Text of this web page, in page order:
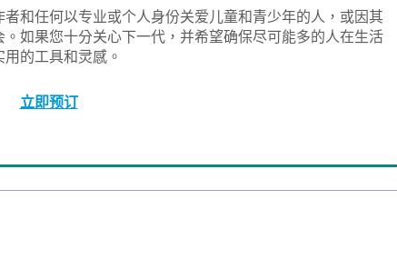
和任何以专业或个人身份关爱儿童和青少年的人，或因其
如果您十分关心下一代，并希望确保尽可能多的人在生活
的工具和灵感。
立即预订